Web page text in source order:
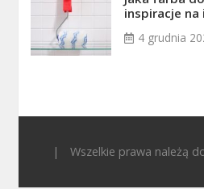
inspiracje
4 grudnia
| Wszelkie prawa należą